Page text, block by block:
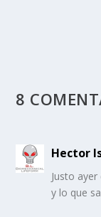
8
Hector
Justo
y lo que